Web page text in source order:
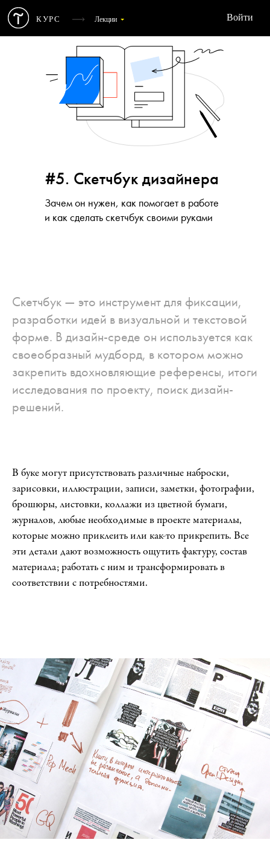
КУРС Лекции
Основные этапы работы над веб-проектом
Майндмэп
6 Виды исследований
7 Тренды веб-дизайна
Развитие визуального вкуса и получение нового
опыта
10 Композиция
11 Цвет
12 Шрифт
13 Типографика
Психофизиология интерфейсов
16 Прототипирование
17 Цифровой сторителлинг
18
Веб-типографика и функциональные элементы
Войти
#5. Скетчбук дизайнера
Зачем он нужен, как помогает в работе
и как сделать скетчбук своими руками
Скетчбук — это инструмент для фиксации,
разработки идей в визуальной и текстовой
форме. В дизайн-среде он используется как
своеобразный мудборд, в котором можно
закрепить вдохновляющие референсы, итоги
исследования по проекту, поиск дизайн-
решений.
В буке могут присутствовать различные наброски,
зарисовки, иллюстрации, записи, заметки, фотографии,
брошюры, листовки, коллажи из цветной бумаги,
журналов, любые необходимые в проекте материалы,
которые можно приклеить или как-то прикрепить. Все
эти детали дают возможность ощутить фактуру, состав
материала; работать с ним и трансформировать в
соответствии с потребностями.